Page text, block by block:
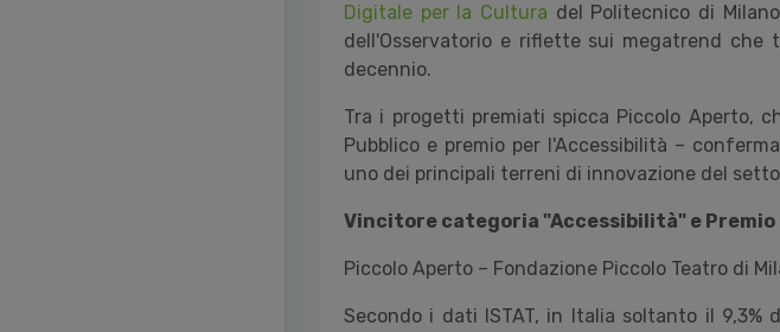
Digitale per la Cultura del Politecnico di
dell'Osservatorio e riflette sui megatrend che
decennio.
Tra i progetti premiati spicca Piccolo Aperto,
Pubblico e premio per l'Accessibilità –
uno dei principali terreni di innovazione del
Vincitore categoria "Accessibilità" e Premio
Piccolo Aperto – Fondazione Piccolo Teatro di
Secondo i dati ISTAT, in Italia soltanto il